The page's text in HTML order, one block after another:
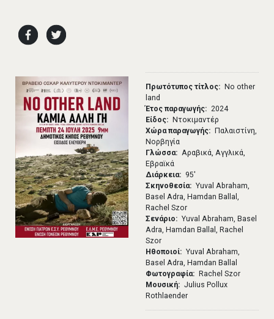
Πρωτότυπος τίτλος
No other
land
Έτος παραγωγής
2024
Είδος
Ντοκιμαντέρ
Χώρα παραγωγής
Παλαιστίνη,
Νορβηγία
Γλώσσα
Αραβικά, Αγγλικά,
Εβραϊκά
Διάρκεια
95′
Σκηνοθεσία
Yuval Abraham,
Basel Adra, Hamdan Ballal,
Rachel Szor
Σενάριο
Yuval Abraham, Basel
Adra, Hamdan Ballal, Rachel
Szor
Ηθοποιοί
Yuval Abraham,
Basel Adra, Hamdan Ballal
Φωτογραφία
Rachel Szor
Μουσική
Julius Pollux
Rothlaender